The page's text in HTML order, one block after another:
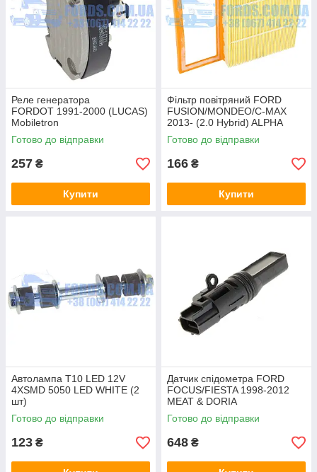
Реле генератора
FORDOT 1991-2000 (LUCAS)
Mobiletron
Готово до відправки
257 ₴
Купити
Фільтр повітряний FORD
FUSION/MONDEO/C-MAX
2013- (2.0 Hybrid) ALPHA
FILTER
Готово до відправки
166 ₴
Купити
Автолампа T10 LED 12V
4XSMD 5050 LED WHITE (2
шт)
Готово до відправки
123 ₴
Датчик спідометра FORD
FOCUS/FIESTA 1998-2012
MEAT & DORIA
Готово до відправки
648 ₴